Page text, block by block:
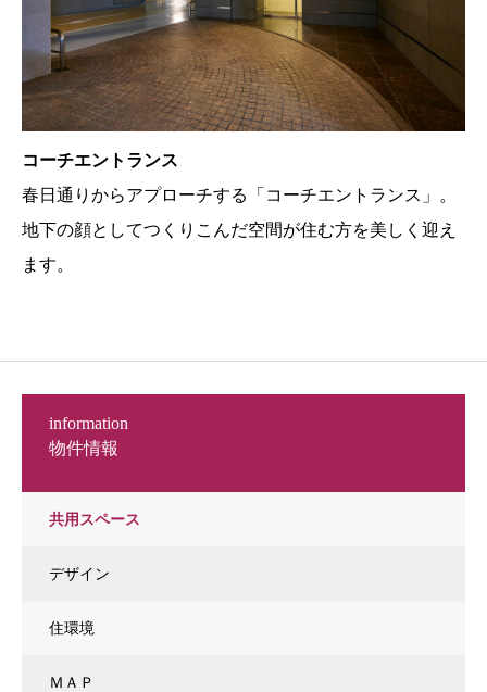
コーチエントランス
春日通りからアプローチする「コーチエントランス」。
地下の顔としてつくりこんだ空間が住む方を美しく迎え
ます。
物件情報
information
共用スペース
デザイン
住環境
ＭＡＰ